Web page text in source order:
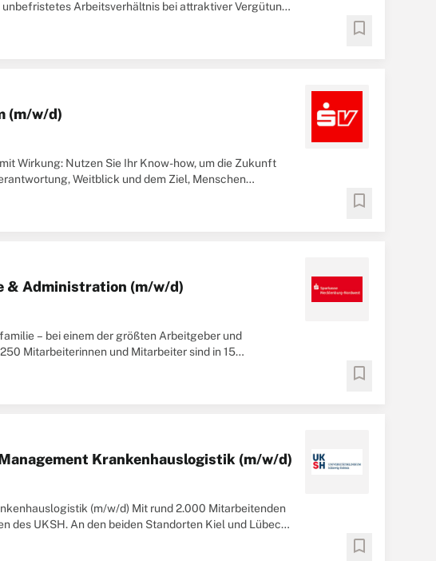
Arbeitsverhältnis bei attraktiver Vergütung
bookmark
(m/w/d)
Wirkung: Nutzen Sie Ihr Know-how, um die Zukunft
Weitblick und dem Ziel, Menschen
bookmark
& Administration (m/w/d)
– bei einem der größten Arbeitgeber und
Mitarbeiterinnen und Mitarbeiter sind in 15
bookmark
Krankenhauslogistik (m/w/d)
(m/w/d) Mit rund 2.000 Mitarbeitenden
des UKSH. An den beiden Standorten Kiel und Lübeck
bookmark